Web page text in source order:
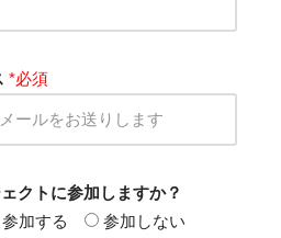
*必須
クトに参加しますか？
参加する 参加しない